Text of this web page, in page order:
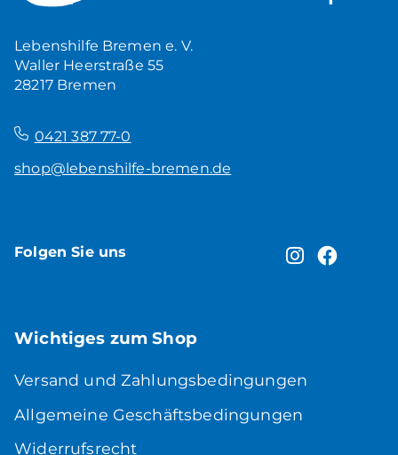
Lebenshilfe Bremen e. V.
Waller Heerstraße 55
28217 Bremen
0421 387 77-0
shop@lebenshilfe-bremen.de
Folgen Sie uns
Wichtiges zum Shop
Versand und Zahlungsbedingungen
Allgemeine Geschäftsbedingungen
Widerrufsrecht